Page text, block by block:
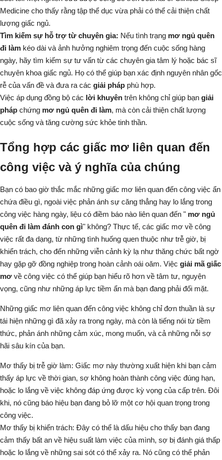
Medicine cho thấy rằng tập thể dục vừa phải có thể cải thiện chất
lượng giấc ngủ.
Tìm kiếm sự hỗ trợ từ chuyên gia: Nếu tình trạng mơ ngủ quên
đi làm kéo dài và ảnh hưởng nghiêm trọng đến cuộc sống hàng
ngày, hãy tìm kiếm sự tư vấn từ các chuyên gia tâm lý hoặc bác sĩ
chuyên khoa giấc ngủ. Họ có thể giúp bạn xác định nguyên nhân gốc
rễ của vấn đề và đưa ra các giải pháp phù hợp.
Việc áp dụng đồng bộ các lời khuyên trên không chỉ giúp bạn giải
pháp chứng mơ ngủ quên đi làm, mà còn cải thiện chất lượng
cuộc sống và tăng cường sức khỏe tinh thần.
Tổng hợp các giấc mơ liên quan đến
công việc và ý nghĩa của chúng
Bạn có bao giờ thắc mắc những giấc mơ liên quan đến công việc ẩn
chứa điều gì, ngoài việc phản ánh sự căng thẳng hay lo lắng trong
công việc hàng ngày, liệu có điềm báo nào liên quan đến " mơ ngủ
quên đi làm đánh con gì" không? Thực tế, các giấc mơ về công
việc rất đa dạng, từ những tình huống quen thuộc như trễ giờ, bị
khiển trách, cho đến những viễn cảnh kỳ lạ như thăng chức bất ngờ
hay gặp gỡ đồng nghiệp trong hoàn cảnh oái oăm. Việc giải mã giấc
mơ về công việc có thể giúp bạn hiểu rõ hơn về tâm tư, nguyện
vọng, cũng như những áp lực tiềm ẩn mà bạn đang phải đối mặt.
Những giấc mơ liên quan đến công việc không chỉ đơn thuần là sự
tái hiện những gì đã xảy ra trong ngày, mà còn là tiếng nói từ tiềm
thức, phản ánh những cảm xúc, mong muốn, và cả những nỗi sợ
hãi sâu kín của bạn.
Mơ thấy bị trễ giờ làm: Giấc mơ này thường xuất hiện khi bạn cảm
thấy áp lực về thời gian, sợ không hoàn thành công việc đúng hạn,
hoặc lo lắng về việc không đáp ứng được kỳ vọng của cấp trên. Đôi
khi, nó cũng báo hiệu bạn đang bỏ lỡ một cơ hội quan trọng trong
công việc.
Mơ thấy bị khiển trách: Đây có thể là dấu hiệu cho thấy bạn đang
cảm thấy bất an về hiệu suất làm việc của mình, sợ bị đánh giá thấp
hoặc lo lắng về những sai sót có thể xảy ra. Nó cũng có thể phản